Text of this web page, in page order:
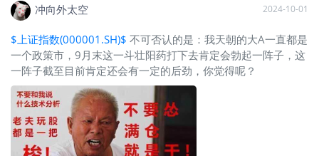
冲向外太空 2024-10-01
$上证指数(000001.SH)$ 不可否认的是：我天朝的大A一直都是
一个政策市，9月末这一斗壮阳药打下去肯定会勃起一阵子，这
一阵子截至目前肯定还会有一定的后劲，你觉得呢？